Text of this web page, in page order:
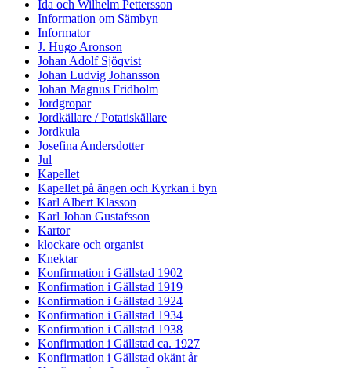
Ida och Wilhelm Pettersson
Information om Sämbyn
Informator
J. Hugo Aronson
Johan Adolf Sjöqvist
Johan Ludvig Johansson
Johan Magnus Fridholm
Jordgropar
Jordkällare / Potatiskällare
Jordkula
Josefina Andersdotter
Jul
Kapellet
Kapellet på ängen och Kyrkan i byn
Karl Albert Klasson
Karl Johan Gustafsson
Kartor
klockare och organist
Knektar
Konfirmation i Gällstad 1902
Konfirmation i Gällstad 1919
Konfirmation i Gällstad 1924
Konfirmation i Gällstad 1934
Konfirmation i Gällstad 1938
Konfirmation i Gällstad ca. 1927
Konfirmation i Gällstad okänt år